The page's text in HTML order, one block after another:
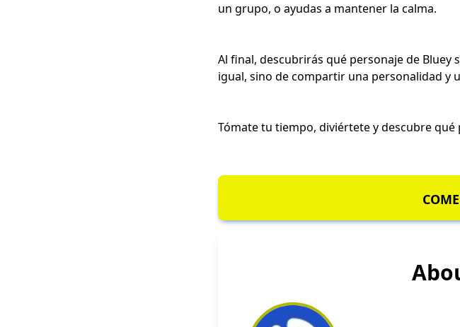
un grupo, o ayudas a mantener la calma.
Al final, descubrirás qué personaje de Bluey
igual, sino de compartir una personalidad y
Tómate tu tiempo, diviértete y descubrequé